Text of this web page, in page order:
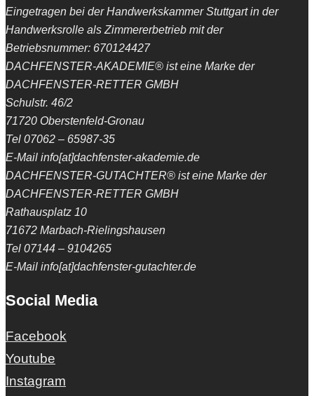
Eingetragen bei der Handwerkskammer Stuttgart in der
Handwerksrolle als Zimmererbetrieb mit der
Betriebsnummer: 670124427
DACHFENSTER-AKADEMIE® ist eine Marke der
DACHFENSTER-RETTER GMBH
Schulstr. 46/2
71720 Oberstenfeld-Gronau
Tel 07062 – 65987-35
E-Mail info[at]dachfenster-akademie.de
DACHFENSTER-GUTACHTER® ist eine Marke der
DACHFENSTER-RETTER GMBH
Rathausplatz 10
71672 Marbach-Rielingshausen
Tel 07144 – 9104265
E-Mail info[at]dachfenster-gutachter.de
Social Media
Facebook
Youtube
Instagram